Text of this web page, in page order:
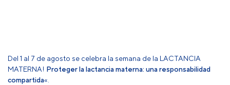
Del 1 al 7 de agosto se celebra la semana de la LACTANCIA
MATERNA! Proteger la lactancia materna: una responsabilidad
compartida«.